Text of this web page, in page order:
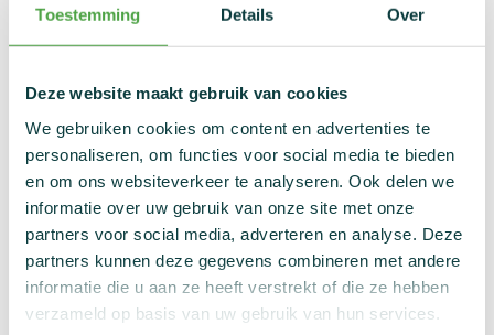
Toestemming Details Over
Deze website maakt gebruik van cookies
We gebruiken cookies om content en advertenties te
personaliseren, om functies voor social media te bieden
en om ons websiteverkeer te analyseren. Ook delen we
informatie over uw gebruik van onze site met onze
partners voor social media, adverteren en analyse. Deze
partners kunnen deze gegevens combineren met andere
informatie die u aan ze heeft verstrekt of die ze hebben
verzameld op basis van uw gebruik van hun services.
binnenkrijgen,
wordt onderzocht
Wat als je zelf betrokken
bent?
Als blijkt dat je zelf betrokken bent bij een
dopingovertreding die je zelf meldt, dan kan dit
altijd voor de tuchtprocedure start met je bespreken.